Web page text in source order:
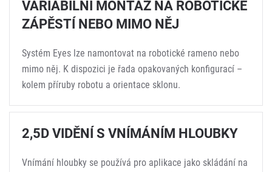
VARIABILNÍ MONTÁŽ NA ROBOTICKÉ
ZÁPĚSTÍ NEBO MIMO NĚJ
Systém Eyes lze namontovat na robotické rameno nebo
mimo něj. K dispozici je řada opakovaných konfigurací –
kolem příruby robotu a orientace sklonu.
2,5D VIDĚNÍ S VNÍMÁNÍM HLOUBKY
Vnímání hloubky se používá pro aplikace jako skládání na